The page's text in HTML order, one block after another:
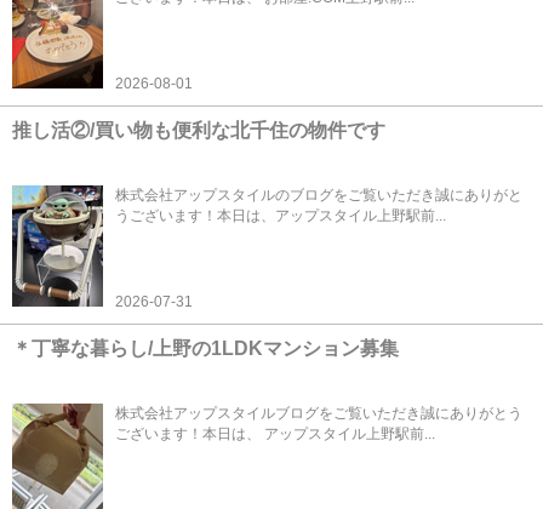
2026-08-01
推し活②/買い物も便利な北千住の物件です
株式会社アップスタイルのブログをご覧いただき誠にありがと
うございます！本日は、アップスタイル上野駅前...
2026-07-31
＊丁寧な暮らし/上野の1LDKマンション募集
株式会社アップスタイルブログをご覧いただき誠にありがとう
ございます！本日は、 アップスタイル上野駅前...